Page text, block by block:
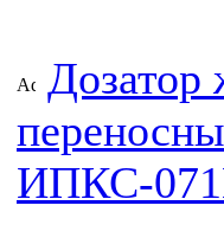
Дозатор
ИПКС-